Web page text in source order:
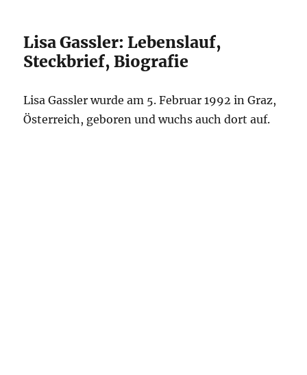
Lisa Gassler: Lebenslauf,
Steckbrief, Biografie
Lisa Gassler wurde am 5. Februar 1992 in Graz,
Österreich, geboren und wuchs auch dort auf.